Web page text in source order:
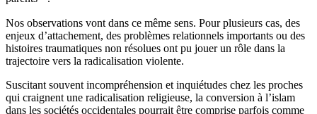
Nos observations vont dans ce même sens. Pour plusieurs cas, des
enjeux d’attachement, des problèmes relationnels importants ou des
histoires traumatiques non résolues ont pu jouer un rôle dans la
trajectoire vers la radicalisation violente.
Suscitant souvent incompréhension et inquiétudes chez les proches
qui craignent une radicalisation religieuse, la conversion à l’islam
dans les sociétés occidentales pourrait être comprise parfois comme